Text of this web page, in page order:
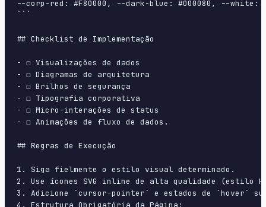
--corp-red: #F80000, --dark-blue: #000080, --
```
## Checklist de Implementação
- ☐ Visualizações de dados
- ☐ Diagramas de arquitetura
- ☐ Brilhos de segurança
- ☐ Tipografia corporativa
- ☐ Micro-interações de status
- ☐ Animações de fluxo de dados.
## Regras de Execução
1. Siga fielmente o estilo visual determinado.
2. Use ícones SVG inline de alta qualidade (estilo
3. Adicione `cursor-pointer` e estados de `hover`
4. Estrutura Obrigatória da Página: